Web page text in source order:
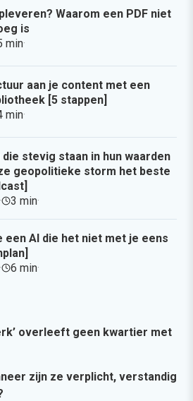
Waarom een PDF niet
is
min·
aan je content met een
[5 stappen]
min·
die stevig staan in hun waarden
geopolitieke storm het beste
· 3 min·
een AI die het niet met je eens
· 6 min·
overleeft geen kwartier met
zijn ze verplicht, verstandig